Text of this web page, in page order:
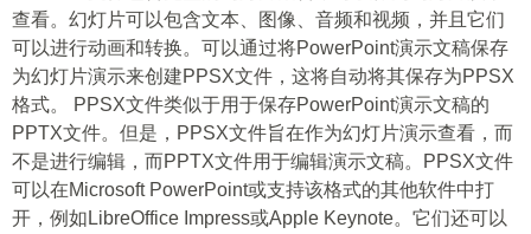
查看。幻灯片可以包含文本、图像、音频和视频，并且它们
可以进行动画和转换。可以通过将PowerPoint演示文稿保存
为幻灯片演示来创建PPSX文件，这将自动将其保存为PPSX
格式。 PPSX文件类似于用于保存PowerPoint演示文稿的
PPTX文件。但是，PPSX文件旨在作为幻灯片演示查看，而
不是进行编辑，而PPTX文件用于编辑演示文稿。PPSX文件
可以在Microsoft PowerPoint或支持该格式的其他软件中打
开，例如LibreOffice Impress或Apple Keynote。它们还可以